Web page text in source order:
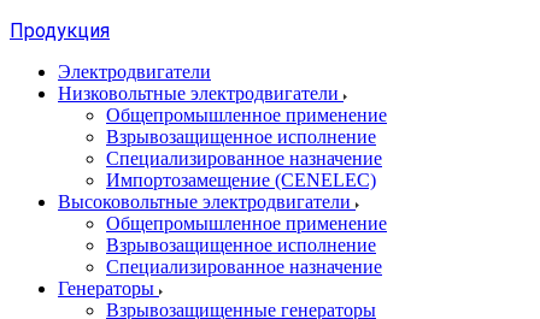
Продукция
Электродвигатели
Низковольтные электродвигатели
Общепромышленное применение
Взрывозащищенное исполнение
Специализированное назначение
Импортозамещение (CENELEC)
Высоковольтные электродвигатели
Общепромышленное применение
Взрывозащищенное исполнение
Специализированное назначение
Генераторы
Взрывозащищенные генераторы